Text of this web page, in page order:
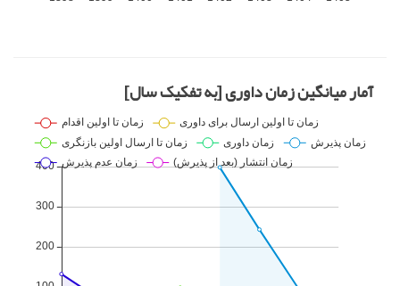
آمار میانگین زمان داوری [به تفکیک سال]